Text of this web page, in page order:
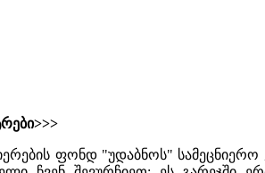
ფონდ "უდაბნოს"